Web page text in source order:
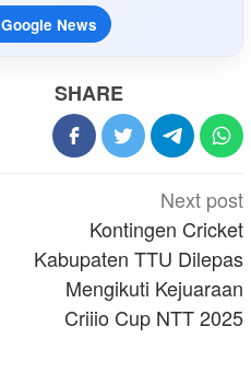
Google News
SHARE
Next post
Kontingen Cricket
Kabupaten TTU Dilepas
Mengikuti Kejuaraan
Criiio Cup NTT 2025